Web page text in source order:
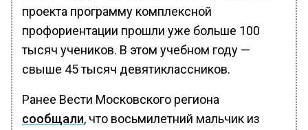
проекта программу комплексной
профориентации прошли уже больше 100
тысяч учеников. В этом учебном году —
свыше 45 тысяч девятиклассников.
Ранее Вести Московского региона
сообщали, что восьмилетний мальчик из